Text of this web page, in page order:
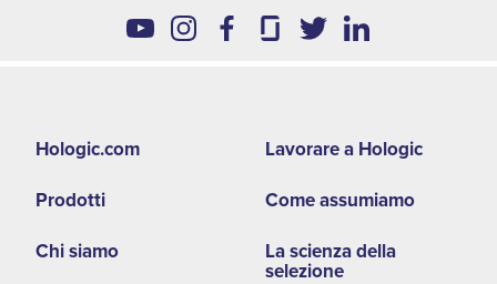
Hologic.com
Prodotti
Chi siamo
second
menu
-
Lavorare a Hologic
Come assumiamo
La scienza della
selezione